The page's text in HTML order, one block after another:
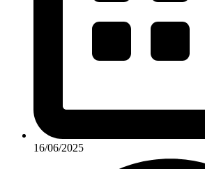
16/06/2025